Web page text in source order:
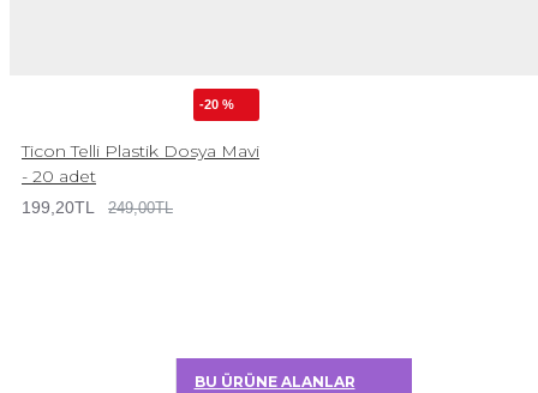
-20 %
Ticon Telli Plastik Dosya Mavi
- 20 adet
199,20TL 249,00TL
BU ÜRÜNE ALANLAR